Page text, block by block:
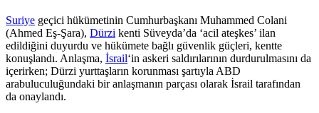
Suriye geçici hükümetinin Cumhurbaşkanı Muhammed Colani
(Ahmed Eş-Şara), Dürzi kenti Süveyda’da ‘acil ateşkes’ ilan
edildiğini duyurdu ve hükümete bağlı güvenlik güçleri, kentte
konuşlandı. Anlaşma, İsrail‘in askeri saldırılarının durdurulmasını da
içerirken; Dürzi yurttaşların korunması şartıyla ABD
arabuluculuğundaki bir anlaşmanın parçası olarak İsrail tarafından
da onaylandı.